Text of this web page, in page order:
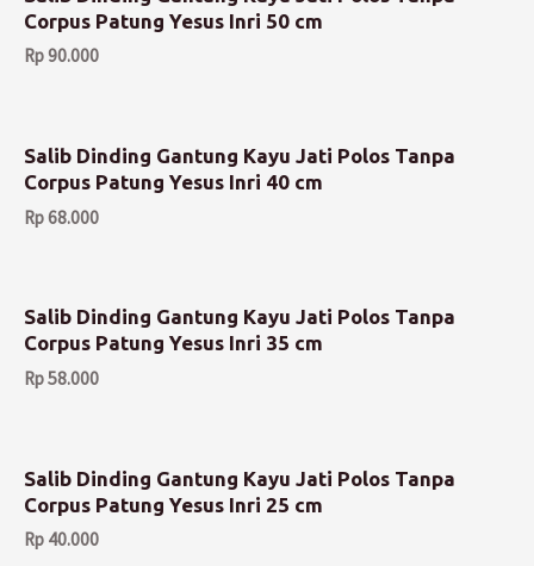
Corpus Patung Yesus Inri 50 cm
Rp90.000
Salib Dinding Gantung Kayu Jati Polos Tanpa
Corpus Patung Yesus Inri 40 cm
Rp68.000
Salib Dinding Gantung Kayu Jati Polos Tanpa
Corpus Patung Yesus Inri 35 cm
Rp58.000
Salib Dinding Gantung Kayu Jati Polos Tanpa
Corpus Patung Yesus Inri 25 cm
Rp 40.000